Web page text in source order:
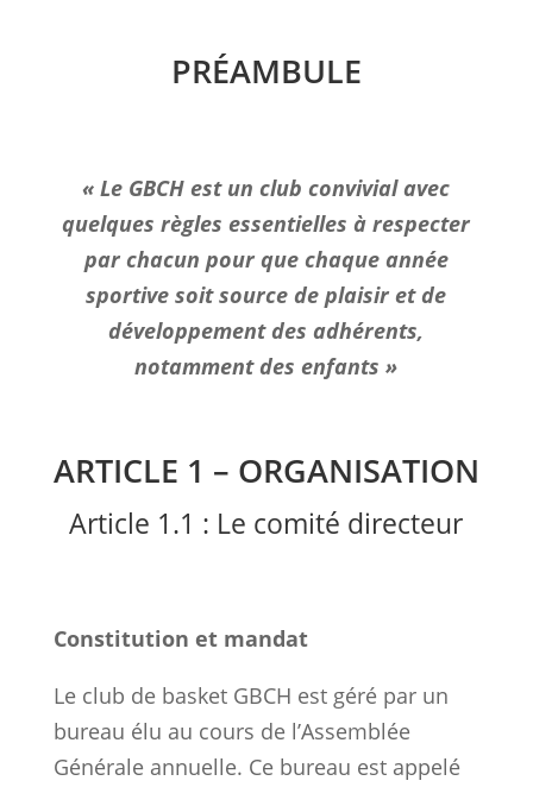
PRÉAMBULE
« Le GBCH est un club convivial avec
quelques règles essentielles à respecter
par chacun pour que chaque année
sportive soit source de plaisir et de
développement des adhérents,
notamment des enfants »
ARTICLE 1 – ORGANISATION
Article 1.1 : Le comité directeur
Constitution et mandat
Le club de basket GBCH est géré par un
bureau élu au cours de l’Assemblée
Générale annuelle. Ce bureau est appelé